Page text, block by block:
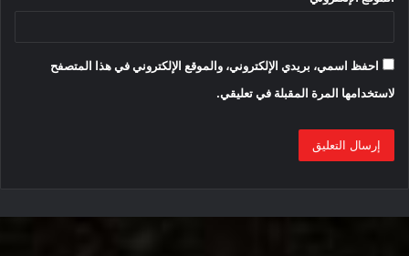
المصدر :
احفظ اسمي، بريدي الإلكتروني، والموقع الإلكتروني في هذا المتصفح
لاستخدامها المرة المقبلة في تعليقي.